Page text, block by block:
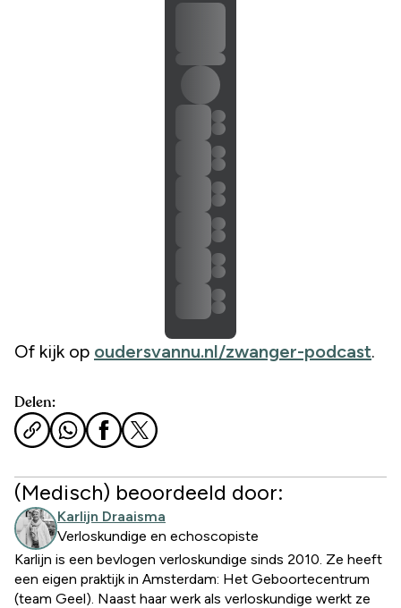
Of kijk op oudersvannu.nl/zwanger-podcast.
Delen:
(Medisch) beoordeeld door:
Karlijn Draaisma
Verloskundige en echoscopiste
Karlijn is een bevlogen verloskundige sinds 2010. Ze heeft
een eigen praktijk in Amsterdam: Het Geboortecentrum
(team Geel). Naast haar werk als verloskundige werkt ze